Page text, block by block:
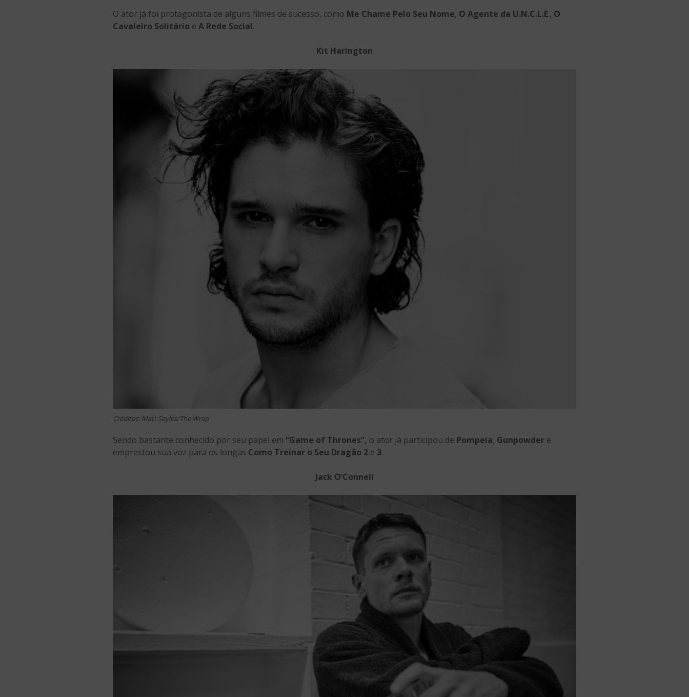
O ator já foi protagonista de alguns filmes de sucesso, como Me Chame Pelo Seu Nome, O Agente da U.N.C.L.E., O
Cavaleiro Solitário e A Rede Social.
Kit Harington
Créditos: Matt Sayles/The Wrap
Sendo bastante conhecido por seu papel em “Game of Thrones”, o ator já participou de Pompeia, Gunpowder e
emprestou sua voz para os longas Como Treinar o Seu Dragão 2 e 3.
Jack O’Connell